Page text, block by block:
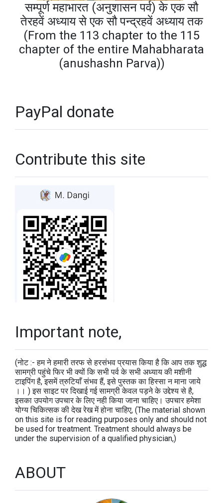
सम्पूर्ण महाभारत (अनुशासन पर्व) के एक सौ
तेरहवें अध्याय से एक सौ पन्द्रहवें अध्याय तक
(From the 113 chapter to the 115
chapter of the entire Mahabharata
(anushashn Parva))
PayPal donate
Contribute this site
Important note,
(नोट :- हम ने हमारी तरफ से हरसंभव प्रयास किया है कि आप तक शुद्ध
सामग्री पहुंचे फिर भी क्यों कि सभी पर्व के सभी अध्याय की मशीनी
टाइपिंग है, इसमें त्रुटियाँ संभव हैं, इसे पुस्तक का हिस्सा न माना जाये
।। ) इस साइट पर दिखाई गई सामग्री केवल पड़ने के उद्देश्य से है,
इसका उपयोग उपचार के लिए नही किया जाना चाहिए। उपचार हमेशा
योग्य चिकित्सक की देख रेख में होना चाहिए, (The material shown
on this site is for reading purposes only and should not
be used for treatment. Treatment should always be
under the supervision of a qualified physician,)
ABOUT